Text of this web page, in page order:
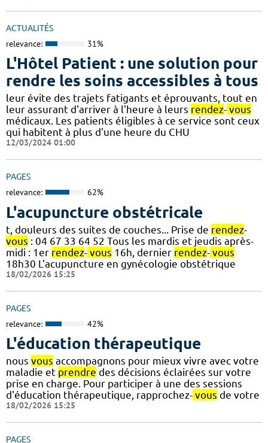
ACTUALITÉS
relevance: 31%
L'Hôtel Patient : une solution pour
rendre les soins accessibles à tous
leur évite des trajets fatigants et éprouvants, tout en
leur assurant d'arriver à l'heure à leurs rendez- vous
médicaux. Les patients éligibles à ce service sont ceux
qui habitent à plus d'une heure du CHU
12/03/2024 01:00
PAGES
relevance: 62%
L'acupuncture obstétricale
t, douleurs des suites de couches... Prise de rendez-
vous : 04 67 33 64 52 Tous les mardis et jeudis après-
midi : 1er rendez- vous 16h, dernier rendez- vous
18h30 L'acupuncture en gynécologie obstétrique
18/02/2026 15:25
PAGES
relevance: 42%
L'éducation thérapeutique
nous vous accompagnons pour mieux vivre avec votre
maladie et prendre des décisions éclairées sur votre
prise en charge. Pour participer à une des sessions
d'éducation thérapeutique, rapprochez- vous de votre
18/02/2026 15:25
PAGES